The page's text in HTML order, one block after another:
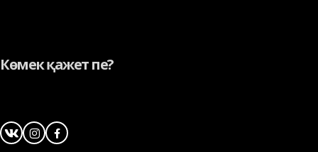
Көмек қажет пе?
Instagram
Facebook